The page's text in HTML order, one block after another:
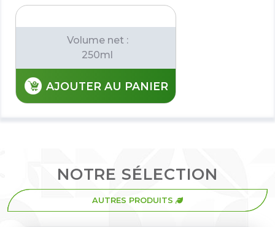
Volume net :
250ml
AJOUTER AU PANIER
NOTRE SÉLECTION
AUTRES PRODUITS